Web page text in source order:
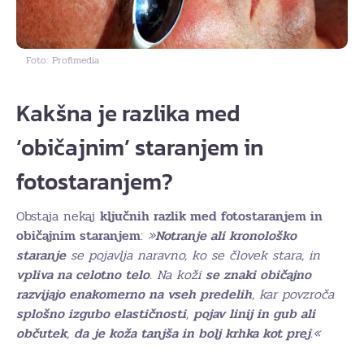
Foto: Profimedia
Kakšna je razlika med
‘običajnim’ staranjem in
fotostaranjem?
Obstaja nekaj ključnih razlik med fotostaranjem in
običajnim staranjem: »Notranje ali kronološko
staranjese pojavlja naravno, ko se človek stara, in
vpliva na celotno telo. Na kožise znaki običajno
razvijajo enakomerno na vseh predelih, kar povzroča
splošno izgubo elastičnosti, pojav linij in gub ali
občutek, da je koža tanjša in bolj krhka kot prej.«